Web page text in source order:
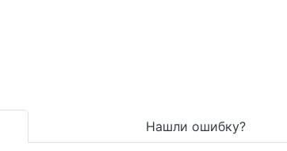
Нашли ошибку?